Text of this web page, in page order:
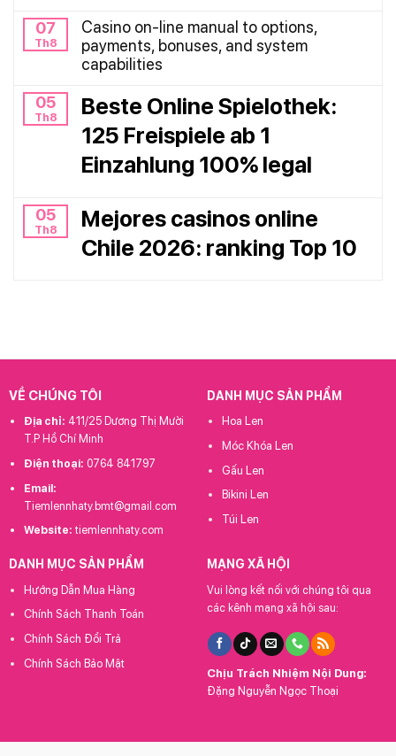
07
Th8
Casino on-line manual to options,
payments, bonuses, and system
capabilities
05
Th8
Beste Online Spielothek:
125 Freispiele ab 1
Einzahlung 100% legal
05
Th8
Mejores casinos online
Chile 2026: ranking Top 10
VỀ CHÚNG TÔI
Địa chỉ: 411/25 Dương Thị Mười
T.P Hồ Chí Minh
Điện thoại: 0764 841797
Email:
Tiemlennhaty.bmt@gmail.com
Website: tiemlennhaty.com
DANH MỤC SẢN PHẨM
Hoa Len
Móc Khóa Len
Gấu Len
Bikini Len
Túi Len
DANH MỤC SẢN PHẨM
Hướng Dẫn Mua Hàng
Chính Sách Thanh Toán
Chính Sách Đổi Trả
Chính Sách Bảo Mật
MẠNG XÃ HỘI
Vui lòng kết nối với chúng tôi qua
các kênh mạng xã hội sau:
Chịu Trách Nhiệm Nội Dung:
Đặng Nguyễn Ngọc Thoại